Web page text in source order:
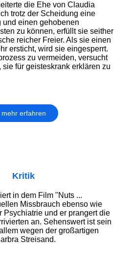
die Ehe von Claudia
trotz der Scheidung eine
und einen gehobenen
zu können, erfüllt sie seither
reicher Freier. Als sie einen
ersticht, wird sie eingesperrt.
zu vermeiden, versucht
für geisteskrank erklären zu
mehr erfahren
Kritik
in dem Film "Nuts ...
Missbrauch ebenso wie
Psychiatrie und er prangert die
an. Sehenswert ist sein
wegen der großartigen
Streisand.